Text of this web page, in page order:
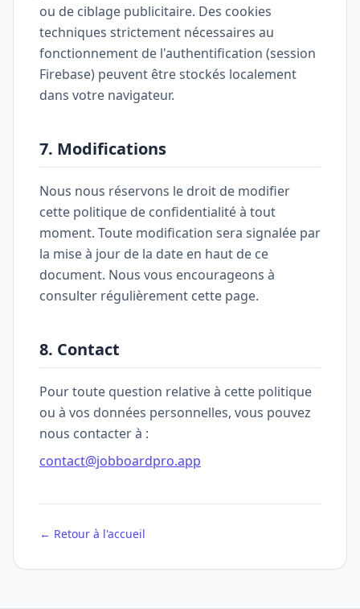
ou de ciblage publicitaire. Des cookies
techniques strictement nécessaires au
fonctionnement de l'authentification (session
Firebase) peuvent être stockés localement
dans votre navigateur.
7. Modifications
Nous nous réservons le droit de modifier
cette politique de confidentialité à tout
moment. Toute modification sera signalée par
la mise à jour de la date en haut de ce
document. Nous vous encourageons à
consulter régulièrement cette page.
8. Contact
Pour toute question relative à cette politique
ou à vos données personnelles, vous pouvez
nous contacter à :
contact@jobboardpro.app
← Retour à l'accueil